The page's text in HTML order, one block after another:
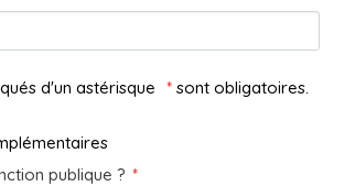
d'un astérisque * sont obligatoires.
publique ? *